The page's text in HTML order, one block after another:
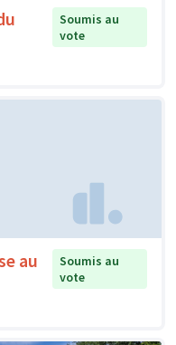
Soumis au
vote
au
Soumis au
vote